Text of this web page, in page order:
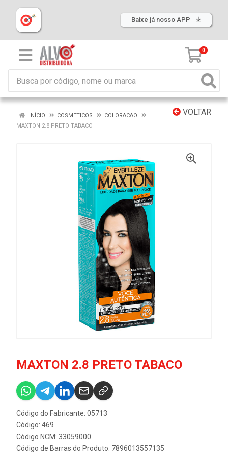
Baixe já nosso APP
0
VOLTAR
INÍCIO COSMETICOS
COLORACAO
MAXTON 2.8 PRETO TABACO
MAXTON 2.8 PRETO TABACO
Código do Fabricante: 05713
Código: 469
Código NCM: 33059000
Código de Barras do Produto: 7896013557135